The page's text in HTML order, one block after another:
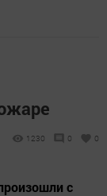
1230 0 0
с